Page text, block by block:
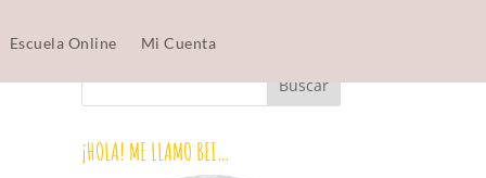
Escuela Online Mi Cuenta
¡HOLA! ME LLAMO BEI…